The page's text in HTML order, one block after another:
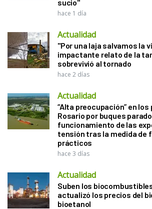
sucio"
hace 1 día
Actualidad
"Por una laja salvamos la
impactante relato de la
sobrevivió al tornado
hace 2 días
Actualidad
“Alta preocupación” en
Rosario por buques
funcionamiento de las
tensión tras la medida de
prácticos
hace 3 días
Actualidad
Suben los
actualizó los precios del
bioetanol